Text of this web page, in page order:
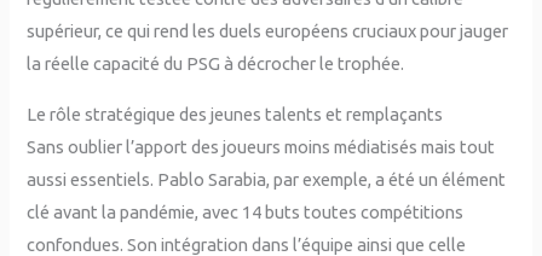
supérieur, ce qui rend les duels européens cruciaux pour jauger
la réelle capacité du PSG à décrocher le trophée.
Le rôle stratégique des jeunes talents et remplaçants
Sans oublier l’apport des joueurs moins médiatisés mais tout
aussi essentiels. Pablo Sarabia, par exemple, a été un élément
clé avant la pandémie, avec 14 buts toutes compétitions
confondues. Son intégration dans l’équipe ainsi que celle